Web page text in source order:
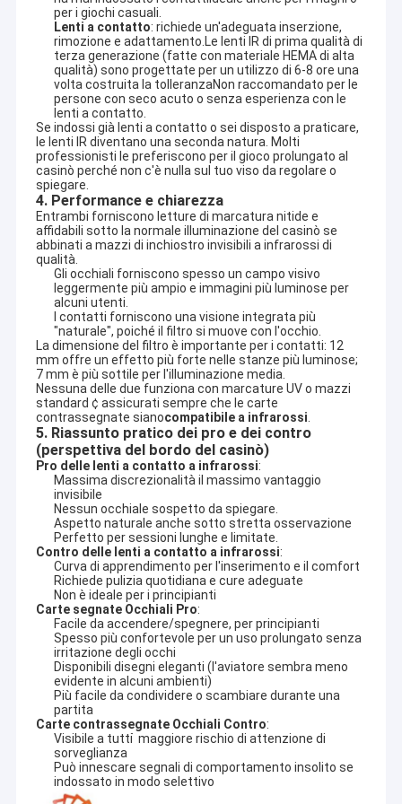
Casa
Prodotti
Circa noi
Giro della fabbrica
Controllo di qualità
Contattici
Notizie
Casi
Blog
Dispositivo di frode della mazza
Dispositivo dell'analizzatore della mazza
Lenti a contatto infrarosse
per i giochi casuali.
Lenti a contatto: richiede un'adeguata inserzione,
rimozione e adattamento.Le lenti IR di prima qualità di
terza generazione (fatte con materiale HEMA di alta
qualità) sono progettate per un utilizzo di 6-8 ore una
volta costruita la tolleranzaNon raccomandato per le
persone con seco acuto o senza esperienza con le
lenti a contatto.
Se indossi già lenti a contatto o sei disposto a praticare,
le lenti IR diventano una seconda natura. Molti
professionisti le preferiscono per il gioco prolungato al
casinò perché non c'è nulla sul tuo viso da regolare o
spiegare.
4. Performance e chiarezza
Entrambi forniscono letture di marcatura nitide e
affidabili sotto la normale illuminazione del casinò se
abbinati a mazzi di inchiostro invisibili a infrarossi di
qualità.
Gli occhiali forniscono spesso un campo visivo
leggermente più ampio e immagini più luminose per
alcuni utenti.
I contatti forniscono una visione integrata più
"naturale", poiché il filtro si muove con l'occhio.
La dimensione del filtro è importante per i contatti: 12
mm offre un effetto più forte nelle stanze più luminose;
7 mm è più sottile per l'illuminazione media.
Nessuna delle due funziona con marcature UV o mazzi
standard ¢ assicurati sempre che le carte
contrassegnate sianocompatibile a infrarossi.
5. Riassunto pratico dei pro e dei contro
(perspettiva del bordo del casinò)
Pro delle lenti a contatto a infrarossi:
Massima discrezionalità il massimo vantaggio
invisibile
Nessun occhiale sospetto da spiegare.
Aspetto naturale anche sotto stretta osservazione
Perfetto per sessioni lunghe e limitate.
Contro delle lenti a contatto a infrarossi:
Curva di apprendimento per l'inserimento e il comfort
Richiede pulizia quotidiana e cure adeguate
Non è ideale per i principianti
Carte segnate Occhiali Pro:
Facile da accendere/spegnere, per principianti
Spesso più confortevole per un uso prolungato senza
irritazione degli occhi
Disponibili disegni eleganti (l'aviatore sembra meno
evidente in alcuni ambienti)
Più facile da condividere o scambiare durante una
partita
Carte contrassegnate Occhiali Contro:
Visibile a tutti ̇ maggiore rischio di attenzione di
sorveglianza
Può innescare segnali di comportamento insolito se
indossato in modo selettivo
YB Poker Cheat Co., Ltd è stata fondata nel 1999 e si trova in
una famosa città internazionale di Guangzhou. È la prima
azienda che ha ottenuto una licenza per la produzione, la
distribuzione e il servizio di casinò.YB Poker Cheat è in grado di
fornireAnalisatore di poker, carte segnate con inchiostro
invisibile, lenti a contatto UV, scanner di poker, carte segnate
con inchiostro invisibile, dispositivi per imbrogliare al
baccarat e altri sistemi di imbroglio.
I nostri prodotti principali includono carte da gioco segnate con
inchiostro invisibile, analizzatori di poker, lenti a contatto per
carte segnate, telecamere per la scansione dei codici a barre,
tutti i tipi di dadi, tessere di Mahjong segnate, inchiostro
invisibile,software programmato per il Texas e l'Omaha, e
scarpe da poker, macchine da miscelazione per giochi di
baccarat e blackjack e così via -- facciamo tutti i tipi di
dispositivi di imbrogli per tutte le forme di gioco
d'azzardo.America, Giappone, Italia, Russia, Sud-Est asiatico, ci
sono anche molte filiali in India e molti altri paesi diversi.I
feedback dei nostri clienti su questi prodotti sono abbastanza
buoni a causa del prezzo ragionevole, buona qualità e ottimo
servizio.
Per i giochi che stiamo facendo: Texas Holdem (Poker), Omaha,
Baccarat, Blackjack, In Out game, Flush Game, Niuniu game,
Mahjong game, Taiwan Paigow game, Chinese poker, Vietnam
game,Gioco cambogiano e alcuni giochi locali, più del 90% dei
giochi può essere programmato.
Lavoriamo con l'Istituto Cinese di Elettronica per la ricerca e lo